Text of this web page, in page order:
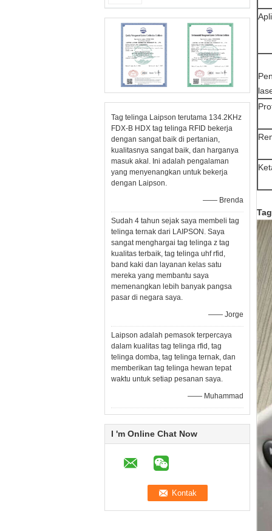
Tag telinga Laipson terutama 134.2KHz
FDX-B HDX tag telinga RFID bekerja
dengan sangat baik di pertanian,
kualitasnya sangat baik, dan harganya
masuk akal. Ini adalah pengalaman
yang menyenangkan untuk bekerja
dengan Laipson.
—— Brenda
Sudah 4 tahun sejak saya membeli tag
telinga ternak dari LAIPSON. Saya
sangat menghargai tag telinga z tag
kualitas terbaik, tag telinga uhf rfid,
band kaki dan layanan kelas satu
mereka yang membantu saya
memenangkan lebih banyak pangsa
pasar di negara saya.
—— Jorge
Laipson adalah pemasok terpercaya
dalam kualitas tag telinga rfid, tag
telinga domba, tag telinga ternak, dan
memberikan tag telinga hewan tepat
waktu untuk setiap pesanan saya.
—— Muhammad
I 'm Online Chat Now